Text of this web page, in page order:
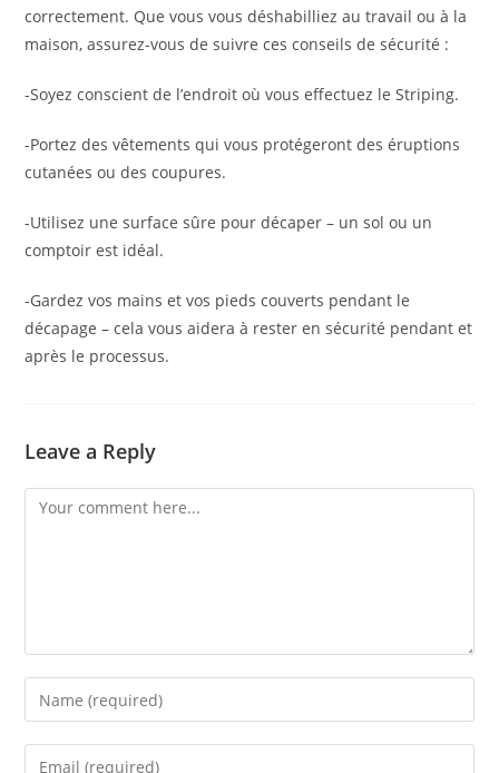
correctement. Que vous vous déshabilliez au travail ou à la
maison, assurez-vous de suivre ces conseils de sécurité :
-Soyez conscient de l’endroit où vous effectuez le Striping.
-Portez des vêtements qui vous protégeront des éruptions
cutanées ou des coupures.
-Utilisez une surface sûre pour décaper – un sol ou un
comptoir est idéal.
-Gardez vos mains et vos pieds couverts pendant le
décapage – cela vous aidera à rester en sécurité pendant et
après le processus.
Leave a Reply
Comment
Enter
your
name
Enter